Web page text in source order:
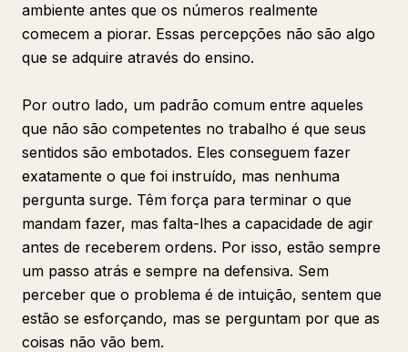
ambiente antes que os números realmente
comecem a piorar. Essas percepções não são algo
que se adquire através do ensino.
Por outro lado, um padrão comum entre aqueles
que não são competentes no trabalho é que seus
sentidos são embotados. Eles conseguem fazer
exatamente o que foi instruído, mas nenhuma
pergunta surge. Têm força para terminar o que
mandam fazer, mas falta-lhes a capacidade de agir
antes de receberem ordens. Por isso, estão sempre
um passo atrás e sempre na defensiva. Sem
perceber que o problema é de intuição, sentem que
estão se esforçando, mas se perguntam por que as
coisas não vão bem.